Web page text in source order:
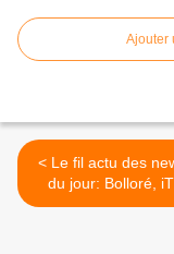
Ajouter
< Le fil actu des news télé
du jour: Bolloré,
Barthès, Sublet,